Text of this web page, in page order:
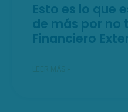
Esto es lo que
de más por no
Financiero